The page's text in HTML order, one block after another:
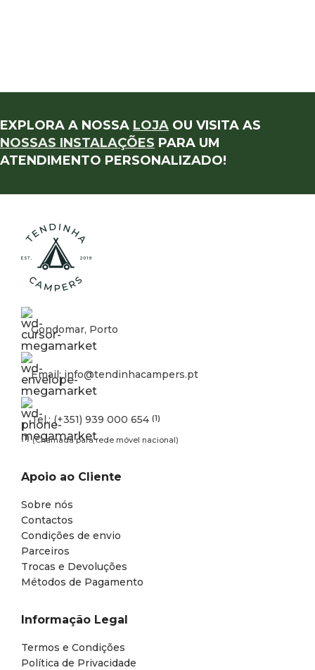
EXPLORA A NOSSA LOJA OU VISITA AS
NOSSAS INSTALAÇÕES PARA UM
ATENDIMENTO PERSONALIZADO!
Gondomar, Porto
Email: info@tendinhacampers.pt
Tel.: (+351) 939 000 654 (1)
(1) (Chamada para rede móvel nacional)
Apoio ao Cliente
Sobre nós
Contactos
Condições de envio
Parceiros
Trocas e Devoluções
Métodos de Pagamento
Informação Legal
Termos e Condições
Política de Privacidade